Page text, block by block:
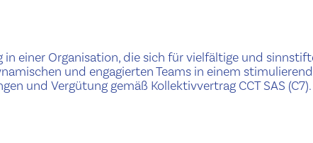
einer Organ­i­sa­tion, die sich für vielfältige und
und engagierten Teams in einem
und Vergütung gemäß Kollek­tivver­trag CCT SAS (C7).